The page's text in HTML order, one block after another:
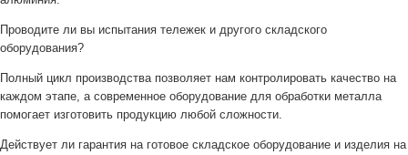
Проводите ли вы испытания тележек и другого складского
оборудования?
Полный цикл производства позволяет нам контролировать качество на
каждом этапе, а современное оборудование для обработки металла
помогает изготовить продукцию любой сложности.
Действует ли гарантия на готовое складское оборудование и изделия на